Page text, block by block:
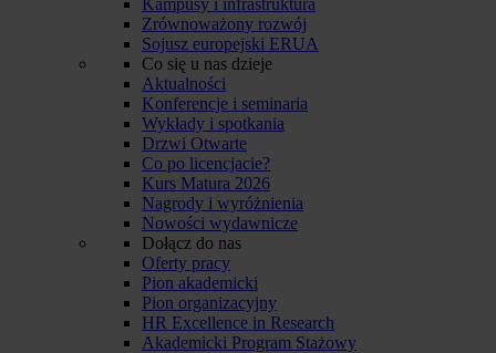
Zrównoważony rozwój
Sojusz europejski ERUA
Co się u nas dzieje
Aktualności
Konferencje i seminaria
Wykłady i spotkania
Drzwi Otwarte
Co po licencjacie?
Kurs Matura 2026
Nagrody i wyróżnienia
Nowości wydawnicze
Dołącz do nas
Oferty pracy
Pion akademicki
Pion organizacyjny
HR Excellence in Research
Akademicki Program Stażowy